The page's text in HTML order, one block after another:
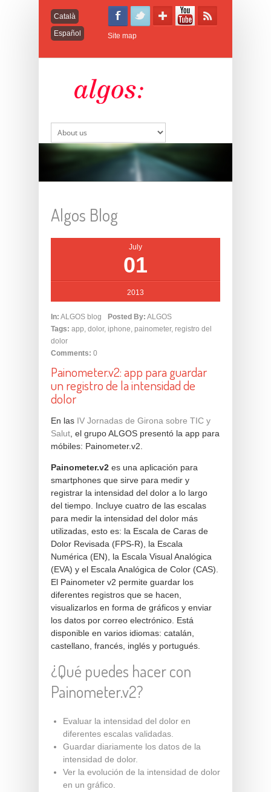
Català
Español
Site map
Algos Blog
July
01
2013
In: ALGOS blog Posted By: ALGOS
Tags: app, dolor, iphone, painometer, registro del
dolor
Comments: 0
Painometer.v2: app para guardar
un registro de la intensidad de
dolor
En las IV Jornadas de Girona sobre TIC y
Salut, el grupo ALGOS presentó la app para
móbiles: Painometer.v2.
Painometer.v2 es una aplicación para
smartphones que sirve para medir y
registrar la intensidad del dolor a lo largo
del tiempo. Incluye cuatro de las escalas
para medir la intensidad del dolor más
utilizadas, esto es: la Escala de Caras de
Dolor Revisada (FPS-R), la Escala
Numérica (EN), la Escala Visual Analógica
(EVA) y el Escala Analógica de Color (CAS).
El Painometer v2 permite guardar los
diferentes registros que se hacen,
visualizarlos en forma de gráficos y enviar
los datos por correo electrónico. Está
disponible en varios idiomas: catalán,
castellano, francés, inglés y portugués.
¿Qué puedes hacer con
Painometer.v2?
Evaluar la intensidad del dolor en
diferentes escalas validadas.
Guardar diariamente los datos de la
intensidad de dolor.
Ver la evolución de la intensidad de dolor
en un gráfico.